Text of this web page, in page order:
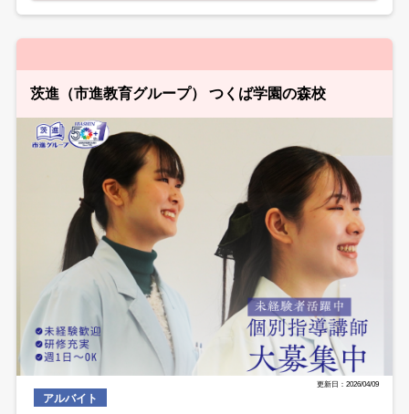
茨進（市進教育グループ） つくば学園の森校
更新日：2026/04/09
アルバイト